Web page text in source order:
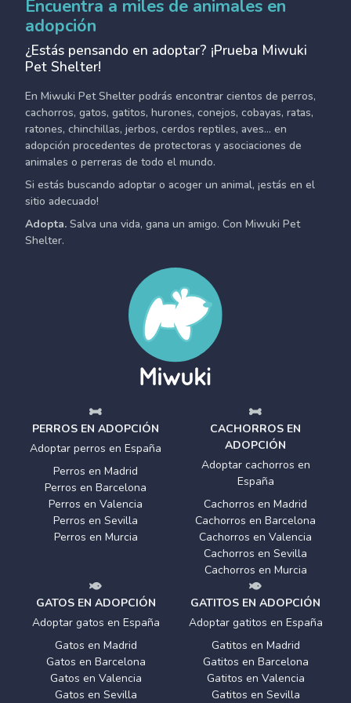
Encuentra a miles de animales en
adopción
¿Estás pensando en adoptar? ¡Prueba Miwuki
Pet Shelter!
En Miwuki Pet Shelter podrás encontrar cientos de perros,
cachorros, gatos, gatitos, hurones, conejos, cobayas, ratas,
ratones, chinchillas, jerbos, cerdos reptiles, aves... en
adopción procedentes de protectoras y asociaciones de
animales o perreras de todo el mundo.
Si estás buscando adoptar o acoger un animal, ¡estás en el
sitio adecuado!
Adopta. Salva una vida, gana un amigo. Con Miwuki Pet
Shelter.
PERROS EN ADOPCIÓN
Adoptar perros en España
Perros en Madrid
Perros en Barcelona
Perros en Valencia
Perros en Sevilla
Perros en Murcia
CACHORROS EN
ADOPCIÓN
Adoptar cachorros en
España
Cachorros en Madrid
Cachorros en Barcelona
Cachorros en Valencia
Cachorros en Sevilla
Cachorros en Murcia
GATOS EN ADOPCIÓN
Adoptar gatos en España
Gatos en Madrid
Gatos en Barcelona
Gatos en Valencia
Gatos en Sevilla
GATITOS EN ADOPCIÓN
Adoptar gatitos en España
Gatitos en Madrid
Gatitos en Barcelona
Gatitos en Valencia
Gatitos en Sevilla